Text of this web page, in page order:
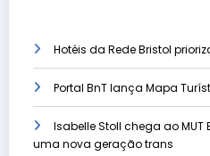
Hotéis da Rede Bristol
Portal BnT lança Mapa
Isabelle Stoll chega ao
uma nova geração trans